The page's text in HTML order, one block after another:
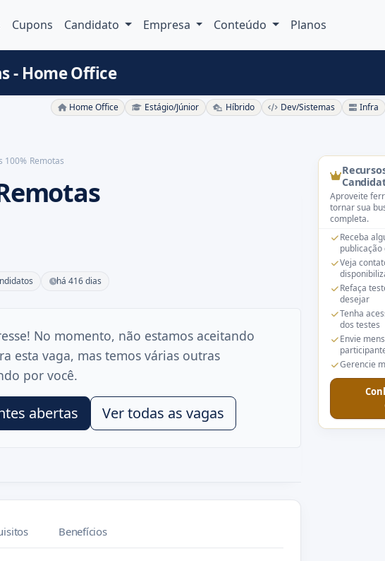
Cupons Candidato Empresa Conteúdo Planos
- Home Office
Home Office Estágio/Júnior Híbrido Dev/Sistemas Infra
100% Remotas
há 416 dias
No momento, não estamos aceitando
esta vaga, mas temos várias outras
por você.
abertas Ver todas as vagas
Benefícios
Aproveite
tornar sua
completa.
Receba
publicação
Veja
Refaça
desejar
Tenha
dos testes
Envie
Gerencie